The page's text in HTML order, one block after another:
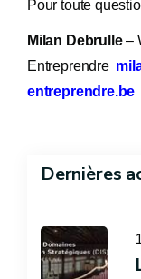
Pour toute
Milan Debrulle–
Entreprendre
entreprendre.be
Dernières